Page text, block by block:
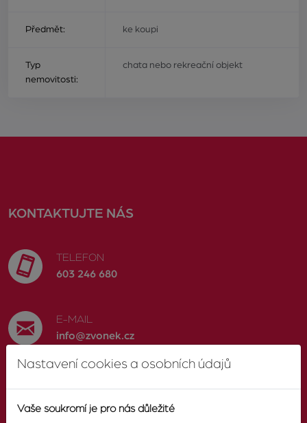
Předmět: ke koupi
Typ
nemovitosti:
chata nebo rekreační objekt
KONTAKTUJTE NÁS
TELEFON
603 246 680
E-MAIL
info@zvonek.cz
Nastavení cookies a osobních údajů
Vaše soukromí je pro nás důležité